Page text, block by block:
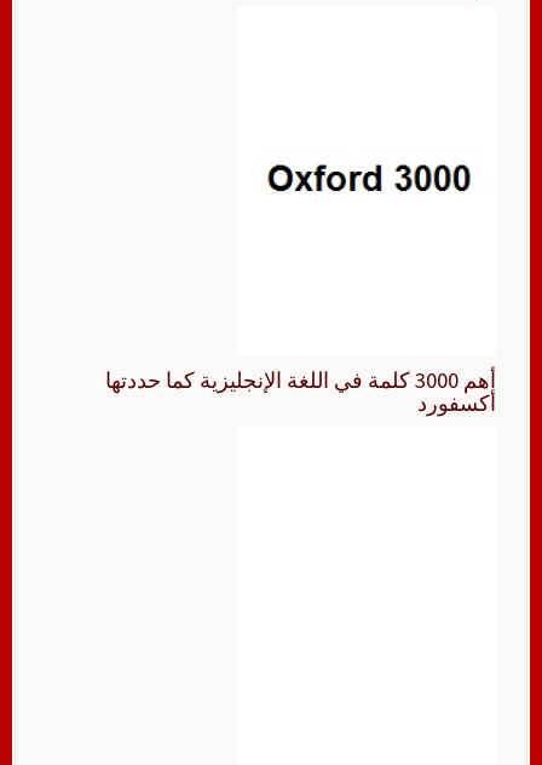
أهم 3000 كلمة في اللغة الإنجليزية كما حددتها
أكسفورد